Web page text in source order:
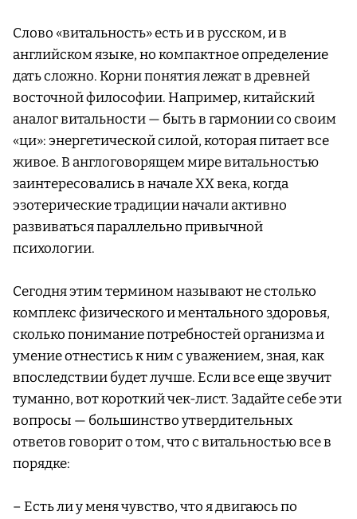
Слово «витальность» есть и в русском, и в
английском языке, но компактное определение
дать сложно. Корни понятия лежат в древней
восточной философии. Например, китайский
аналог витальности — быть в гармонии со своим
«ци»: энергетической силой, которая питает все
живое. В англоговорящем мире витальностью
заинтересовались в начале XXвека, когда
эзотерические традиции начали активно
развиваться параллельно привычной
психологии.
Сегодня этим термином называют не столько
комплекс физического и ментального здоровья,
сколько понимание потребностей организма и
умение отнестись к ним с уважением, зная, как
впоследствии будет лучше. Если все еще звучит
туманно, вот короткий чек-лист. Задайте себе эти
вопросы — большинство утвердительных
ответов говорит о том, что с витальностью все в
порядке:
– Есть ли у меня чувство, что я двигаюсь по